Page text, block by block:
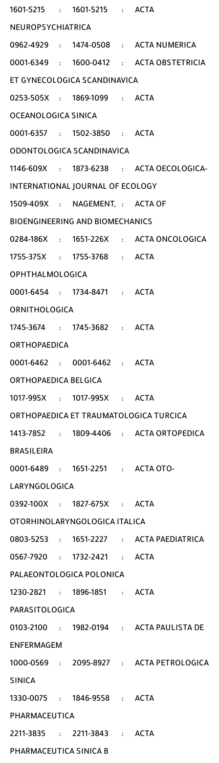
1601-5215
: 1601-5215 :
ACTA
NEUROPSYCHIATRICA
0962-4929
: 1474-0508 :
ACTA NUMERICA
0001-6349
: 1600-0412 :
ACTA OBSTETRICIA
ET GYNECOLOGICA SCANDINAVICA
0253-505X
: 1869-1099 :
ACTA
OCEANOLOGICA SINICA
0001-6357
: 1502-3850 :
ACTA
ODONTOLOGICA SCANDINAVICA
1146-609X
: 1873-6238 :
ACTA OECOLOGICA-
INTERNATIONAL JOURNAL OF ECOLOGY
1509-409X
: NAGEMENT, :
ACTA OF
BIOENGINEERING AND BIOMECHANICS
0284-186X
: 1651-226X :
ACTA ONCOLOGICA
1755-375X
: 1755-3768 :
ACTA
OPHTHALMOLOGICA
0001-6454
: 1734-8471 :
ACTA
ORNITHOLOGICA
1745-3674
: 1745-3682 :
ACTA
ORTHOPAEDICA
0001-6462
: 0001-6462 :
ACTA
ORTHOPAEDICA BELGICA
1017-995X
: 1017-995X :
ACTA
ORTHOPAEDICA ET TRAUMATOLOGICA TURCICA
1413-7852
: 1809-4406 :
ACTA ORTOPEDICA
BRASILEIRA
0001-6489
: 1651-2251 :
ACTA OTO-
LARYNGOLOGICA
0392-100X
: 1827-675X :
ACTA
OTORHINOLARYNGOLOGICA ITALICA
0803-5253
: 1651-2227 :
ACTA PAEDIATRICA
0567-7920
: 1732-2421 :
ACTA
PALAEONTOLOGICA POLONICA
1230-2821
: 1896-1851 :
ACTA
PARASITOLOGICA
0103-2100
: 1982-0194 :
ACTA PAULISTA DE
ENFERMAGEM
1000-0569
: 2095-8927 :
ACTA PETROLOGICA
SINICA
1330-0075
: 1846-9558 :
ACTA
PHARMACEUTICA
2211-3835
: 2211-3843 :
ACTA
PHARMACEUTICA SINICA B